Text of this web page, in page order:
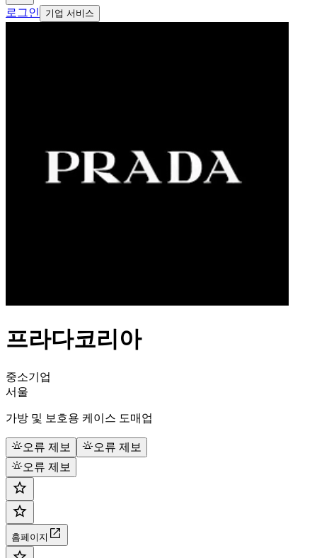
로그인 기업 서비스
프라다코리아
중소기업
서울
가방 및 보호용 케이스 도매업
오류 제보
오류 제보
오류 제보
홈페이지